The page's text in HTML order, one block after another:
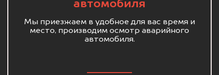
автомобиля
Мы приезжаем в удобное для вас время и
место, производим осмотр аварийного
автомобиля.